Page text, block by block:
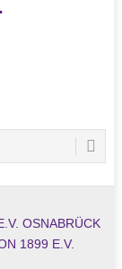
1899 E.V.